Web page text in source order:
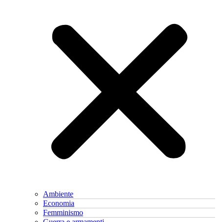
Ambiente
Economia
Femminismo